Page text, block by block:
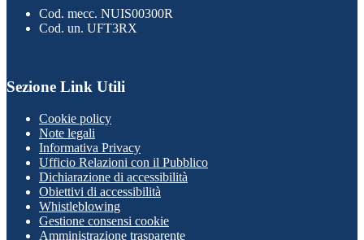
Cod. mecc. NUIS00300R
Cod. un. UFT3RX
Sezione Link Utili
Cookie policy
Note legali
Informativa Privacy
Ufficio Relazioni con il Pubblico
Dichiarazione di accessibilità
Obiettivi di accessibilità
Whistleblowing
Gestione consensi cookie
Amministrazione trasparente